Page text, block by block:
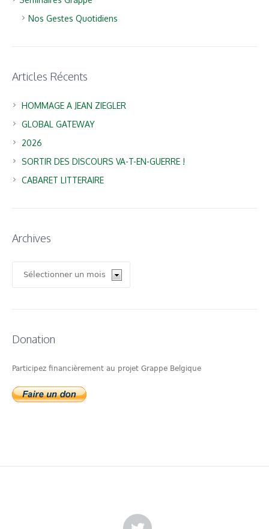
Nos Gestes Quotidiens
Articles Récents
HOMMAGE A JEAN ZIEGLER
GLOBAL GATEWAY
2026
SORTIR DES DISCOURS VA-T-EN-GUERRE !
CABARET LITTERAIRE
Archives
Donation
Participez financièrement au projet Grappe Belgique